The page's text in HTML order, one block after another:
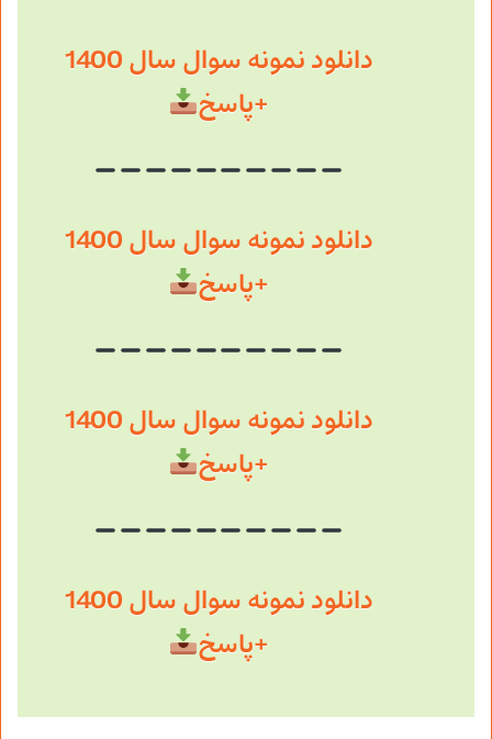
دانلود نمونه سوال سال 1400
+پاسخ
دانلود نمونه سوال سال 1400
+پاسخ
دانلود نمونه سوال سال 1400
+پاسخ
دانلود نمونه سوال سال 1400
+پاسخ